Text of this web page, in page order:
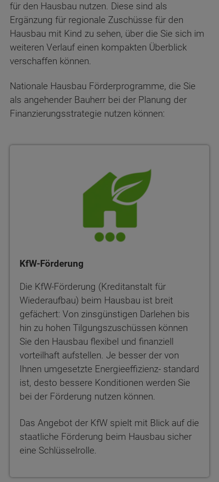
für den Hausbau nutzen. Diese sind als
Ergänzung für regionale Zuschüsse für den
Hausbau mit Kind zu sehen, über die Sie sich im
weiteren Verlauf einen kompakten Überblick
verschaffen können.
Nationale Hausbau Förderprogramme, die Sie
als angehender Bauherr bei der Planung der
Finanzierungsstrategie nutzen können:
KfW-Förderung
Die KfW-Förderung (Kreditanstalt für
Wiederaufbau) beim Hausbau ist breit
gefächert: Von zinsgünstigen Darlehen bis
hin zu hohen Tilgungszuschüssen können
Sie den Hausbau flexibel und finanziell
vorteilhaft aufstellen. Je besser der von
Ihnen umgesetzte Energieeffizienz- standard
ist, desto bessere Konditionen werden Sie
bei der Förderung nutzen können.
Das Angebot der KfW spielt mit Blick auf die
staatliche Förderung beim Hausbau sicher
eine Schlüsselrolle.